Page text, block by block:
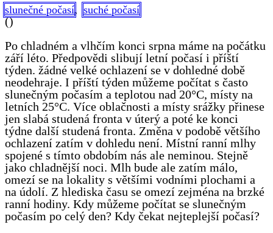
slunečné počasí, suché počasí
()
Po chladném a vlhčím konci srpna máme na počátku
září léto. Předpovědi slibují letní počasí i příští
týden. žádné velké ochlazení se v dohledné době
neodehraje. I příští týden můžeme počítat s často
slunečným počasím a teplotou nad 20°C, místy na
letních 25°C. Více oblačnosti a místy srážky přinese
jen slabá studená fronta v úterý a poté ke konci
týdne další studená fronta. Změna v podobě většího
ochlazení zatím v dohledu není. Místní ranní mlhy
spojené s tímto obdobím nás ale neminou. Stejně
jako chladnější noci. Mlh bude ale zatím málo,
omezí se na lokality s většími vodními plochami a
na údolí. Z hlediska času se omezí zejména na brzké
ranní hodiny. Kdy můžeme počítat se slunečným
počasím po celý den? Kdy čekat nejteplejší počasí?